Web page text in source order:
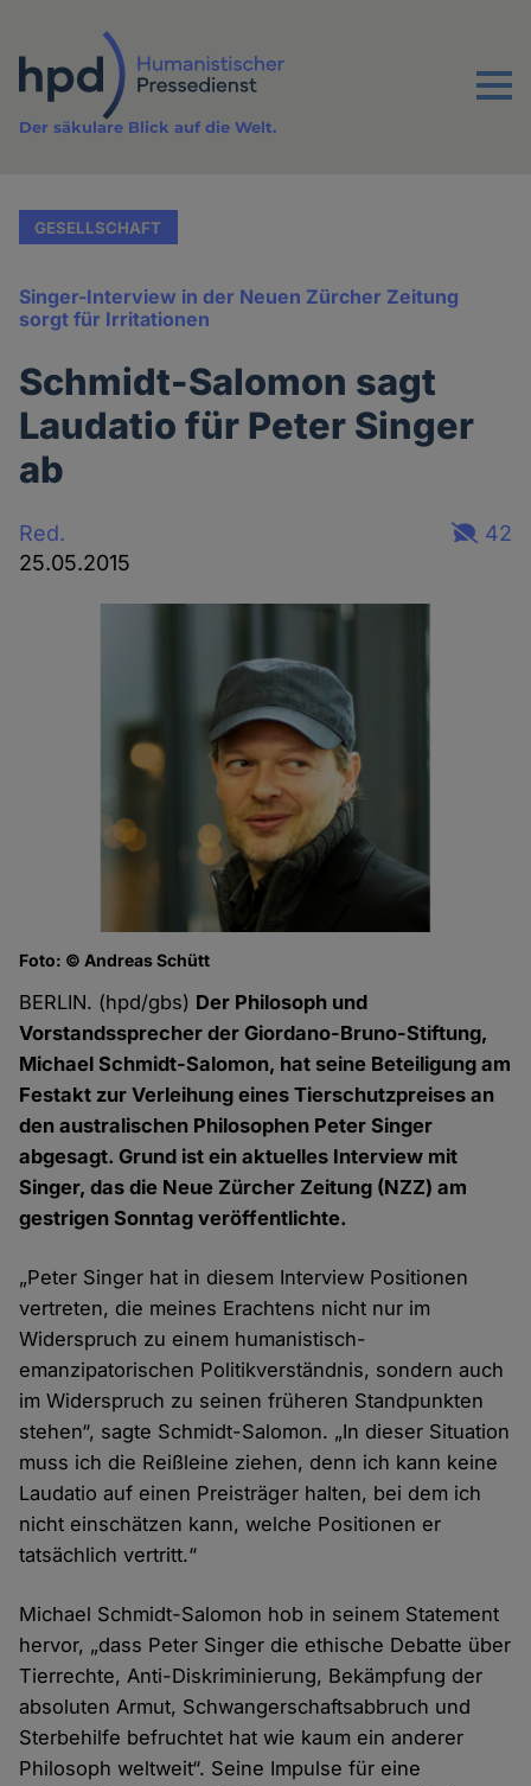
Inhalt
Menu
Der säkulare Blick auf die Welt.
GESELLSCHAFT
Singer-Interview in der Neuen Zürcher Zeitung
sorgt für Irritationen
Schmidt-Salomon sagt
Laudatio für Peter Singer
ab
Red.
25.05.2015
42
Foto: © Andreas Schütt
BERLIN. (hpd/gbs) Der Philosoph und
Vorstandssprecher der Giordano-Bruno-Stiftung,
Michael Schmidt-Salomon, hat seine Beteiligung am
Festakt zur Verleihung eines Tierschutzpreises an
den australischen Philosophen Peter Singer
abgesagt. Grund ist ein aktuelles Interview mit
Singer, das die Neue Zürcher Zeitung (NZZ) am
gestrigen Sonntag veröffentlichte.
„Peter Singer hat in diesem Interview Positionen
vertreten, die meines Erachtens nicht nur im
Widerspruch zu einem humanistisch-
emanzipatorischen Politikverständnis, sondern auch
im Widerspruch zu seinen früheren Standpunkten
stehen“, sagte Schmidt-Salomon. „In dieser Situation
muss ich die Reißleine ziehen, denn ich kann keine
Laudatio auf einen Preisträger halten, bei dem ich
nicht einschätzen kann, welche Positionen er
tatsächlich vertritt.“
Michael Schmidt-Salomon hob in seinem Statement
hervor, „dass Peter Singer die ethische Debatte über
Tierrechte, Anti-Diskriminierung, Bekämpfung der
absoluten Armut, Schwangerschaftsabbruch und
Sterbehilfe befruchtet hat wie kaum ein anderer
Philosoph weltweit“. Seine Impulse für eine